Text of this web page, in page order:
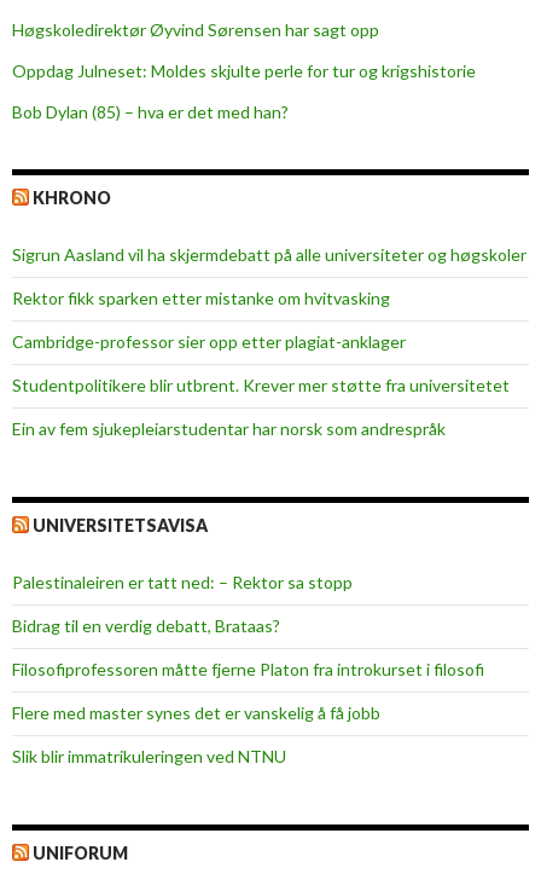
Høgskoledirektør Øyvind Sørensen har sagt opp
Oppdag Julneset: Moldes skjulte perle for tur og krigshistorie
Bob Dylan (85) – hva er det med han?
KHRONO
Sigrun Aasland vil ha skjerm­debatt på alle universiteter og høgskoler
Rektor fikk sparken etter mistanke om hvitvasking
Cambridge-professor sier opp etter plagiat-anklager
Studentpolitikere blir utbrent. Krever mer støtte fra universitetet
Ein av fem sjukepleiar­studentar har norsk som andrespråk
UNIVERSITETSAVISA
Palestinaleiren er tatt ned: – Rektor sa stopp
Bidrag til en verdig debatt, Brataas?
Filosofiprofessoren måtte fjerne Platon fra introkurset i filosofi
Flere med master synes det er vanskelig å få jobb
Slik blir immatrikuleringen ved NTNU
UNIFORUM